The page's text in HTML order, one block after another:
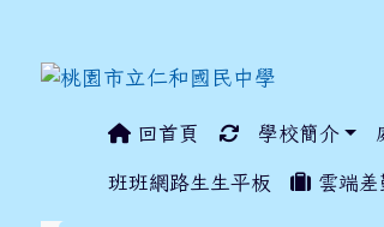
回首頁 學校簡介
班班網路生生平板 雲端差